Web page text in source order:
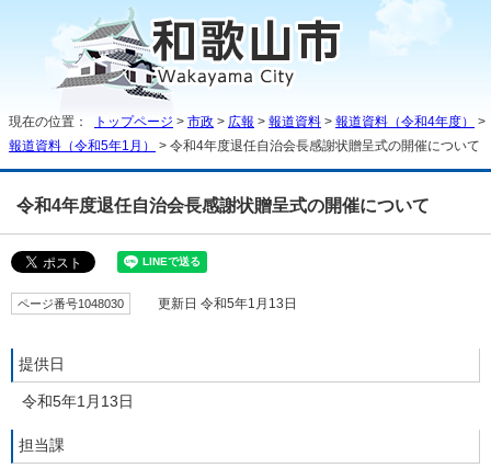
現在の位置： トップページ > 市政 > 広報 > 報道資料 > 報道資料（令和4年度）
>
報道資料（令和5年1月）
> 令和4年度退任自治会長感謝状贈呈式の開催について
令和4年度退任自治会長感謝状贈呈式の開催について
ページ番号1048030 更新日 令和5年1月13日
提供日
令和5年1月13日
担当課